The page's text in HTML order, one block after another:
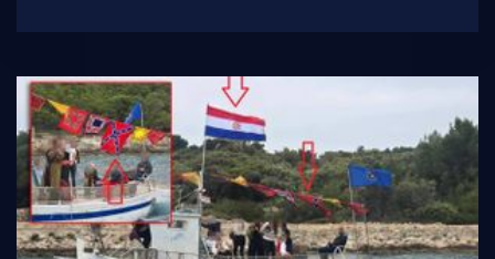
koordiniranom